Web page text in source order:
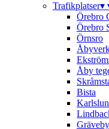
Trafikplatser▾
Örebro
Örebro
Örnsro
Åby
Bista
Gräveby